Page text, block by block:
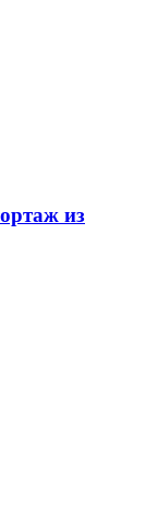
из